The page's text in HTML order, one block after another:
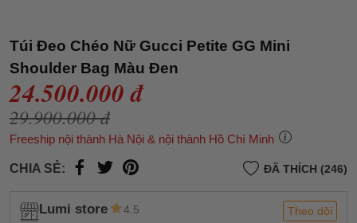
Túi Đeo Chéo Nữ Gucci Petite GG Mini
Shoulder Bag Màu Đen
24.500.000 đ
29.900.000 đ
Freeship nội thành Hà Nội & nội thành Hồ Chí Minh
CHIA SẺ: ĐÃ THÍCH (246)
Lumi store 4.5 Theo dõi